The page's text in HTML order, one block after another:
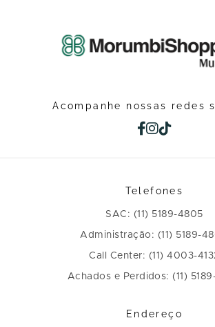
Acompanhe nossas redes
Telefones
SAC: (11) 5189-4805
Administração: (11) 5189-
Call Center: (11) 4003-
Achados e Perdidos: (11)
Endereço